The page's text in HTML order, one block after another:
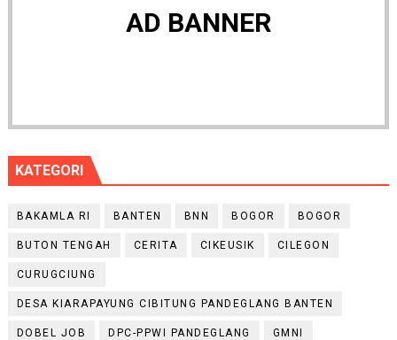
AD BANNER
KATEGORI
BAKAMLA RI BANTEN BNN BOGOR BOGOR
BUTON TENGAH CERITA CIKEUSIK CILEGON
CURUGCIUNG
DESA KIARAPAYUNG CIBITUNG PANDEGLANG BANTEN
DOBEL JOB DPC-PPWI PANDEGLANG GMNI